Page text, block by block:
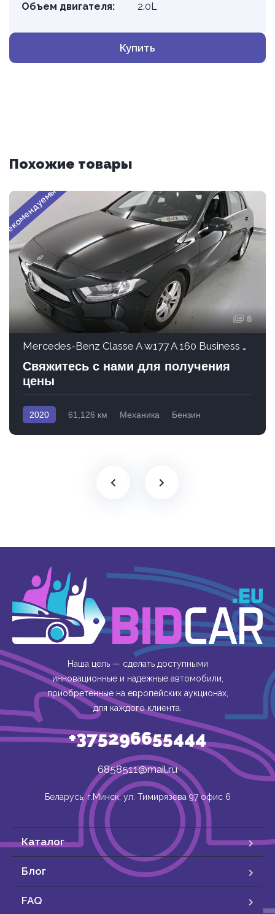
Объем двигателя:
2.0L
Купить
Похожие товары
Рекомендуемые
8
Mercedes-Benz Classe A w177 A 160 Business Solution
Свяжитесь с нами для получения
цены
2020 61,126 км Механика Бензин
Наша цель — сделать доступными
инновационные и надежные автомобили,
приобретенные на европейских аукционах,
для каждого клиента.
+375296655444
6858511@mail.ru
Беларусь, г.Минск, ул. Тимирязева 97 офис 6
Каталог
Блог
FAQ